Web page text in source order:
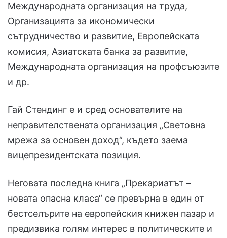
Международната организация на труда,
Организацията за икономически
сътрудничество и развитие, Европейската
комисия, Азиатската банка за развитие,
Международната организация на профсъюзите
и др.
Гай Стендинг е и сред основателите на
неправителствената организация „Световна
мрежа за основен доход“, където заема
вицепрезидентската позиция.
Неговата последна книга „Прекариатът –
новата опасна класа“ се превърна в един от
бестселърите на европейския книжен пазар и
предизвика голям интерес в политическите и